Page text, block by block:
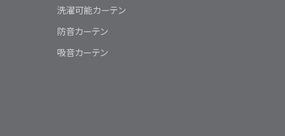
洗濯可能カーテン
防音カーテン
吸音カーテン